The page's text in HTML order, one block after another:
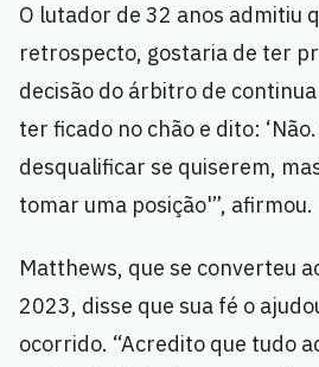
O lutador de 32 anos admitiu
retrospecto, gostaria de ter
decisão do árbitro de
ter ficado no chão e dito:
desqualificar se quiserem,
tomar uma posição'”, afirmou.
Matthews, que se converteu
2023, disse que sua fé o
ocorrido. “Acredito que tudo